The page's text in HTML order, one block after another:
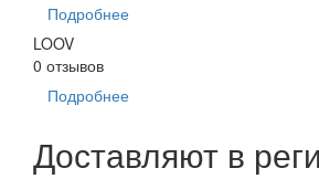
Подробнее
LOOV
0 отзывов
Подробнее
Доставляют в